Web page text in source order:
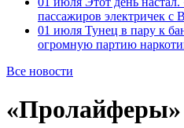
пассажиров электричек с
01 июля Тунец в пару к
огромную партию
Все новости
«Пролайферы»